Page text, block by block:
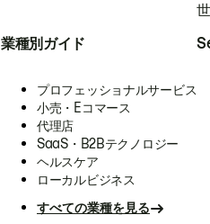
業種別ガイド
プロフェッショナルサービス
小売・Eコマース
代理店
SaaS・B2Bテクノロジー
ヘルスケア
ローカルビジネス
すべての業種を見る